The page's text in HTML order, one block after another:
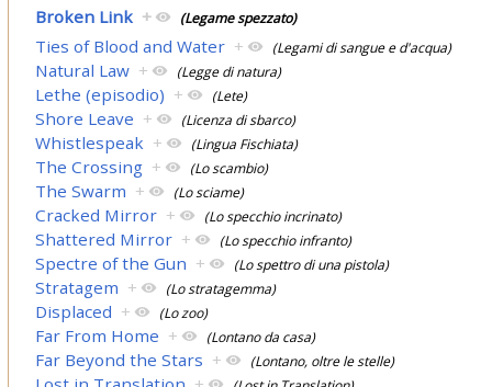
Broken Link + (Legame spezzato)
Ties of Blood and Water + (Legami di sangue e d'acqua)
Natural Law + (Legge di natura)
Lethe (episodio) + (Lete)
Shore Leave + (Licenza di sbarco)
Whistlespeak + (Lingua Fischiata)
The Crossing + (Lo scambio)
The Swarm + (Lo sciame)
Cracked Mirror + (Lo specchio incrinato)
Shattered Mirror + (Lo specchio infranto)
Spectre of the Gun + (Lo spettro di una pistola)
Stratagem + (Lo stratagemma)
Displaced + (Lo zoo)
Far From Home + (Lontano da casa)
Far Beyond the Stars + (Lontano, oltre le stelle)